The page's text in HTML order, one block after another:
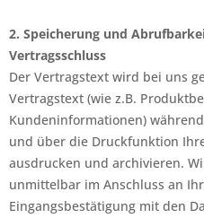
2. Speicherung und
Vertragsschluss
Der Vertragstext wird bei uns
Vertragstext (wie z.B.
Kundeninformationen)
und über die Druckfunktion
ausdrucken und archivieren.
unmittelbar im Anschluss an
Eingangsbestätigung mit den